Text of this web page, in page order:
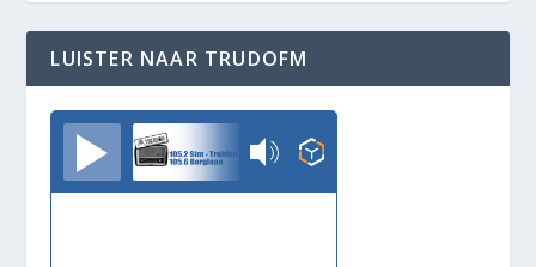
LUISTER NAAR TRUDOFM
TrudoFM